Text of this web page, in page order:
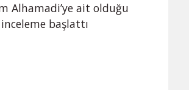
Alhamadi’ye ait olduğu
başlattı